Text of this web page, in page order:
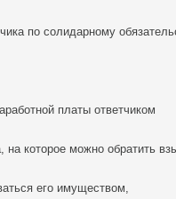
по солидарному
платы ответчиком
на которое можно обратить
его имуществом,